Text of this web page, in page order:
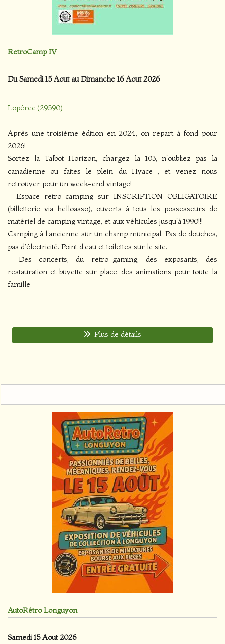
RetroCamp IV
Du Samedi 15 Aout au Dimanche 16 Aout 2026
Lopérec (29590)
Après une troisième édition en 2024, on repart à fond pour
2026!
Sortez la Talbot Horizon, chargez la 103, n'oubliez pas la
canadienne ou faites le plein du Hyace , et venez nous
retrouver pour un week-end vintage!
- Espace retro-camping sur INSCRIPTION OBLIGATOIRE
(billetterie via helloasso), ouverts à tous les possesseurs de
matériel de camping vintage, et aux véhicules jusqu'à 1990!!!
Camping à l'ancienne sur un champ municipal. Pas de douches,
pas d'électricité. Point d'eau et toilettes sur le site.
- Des concerts, du retro-gaming, des exposants, des
restauration et buvette sur place, des animations pour toute la
famille
Plus de détails
AutoRétro Longuyon
Samedi 15 Aout 2026